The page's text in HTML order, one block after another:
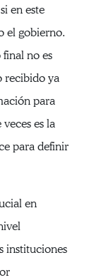
en este
el gobierno.
no es
recibido ya
para
es la
para definir
en
instituciones